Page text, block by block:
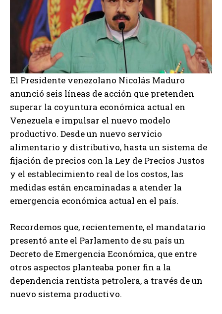
El Presidente venezolano Nicolás Maduro
anunció seis líneas de acción que pretenden
superar la coyuntura económica actual en
Venezuela e impulsar el nuevo modelo
productivo. Desde un nuevo servicio
alimentario y distributivo, hasta un sistema de
fijación de precios con la Ley de Precios Justos
y el establecimiento real de los costos, las
medidas están encaminadas a atender la
emergencia económica actual en el país.
Recordemos que, recientemente, el mandatario
presentó ante el Parlamento de su país un
Decreto de Emergencia Económica, que entre
otros aspectos planteaba poner fin a la
dependencia rentista petrolera, a través de un
nuevo sistema productivo.